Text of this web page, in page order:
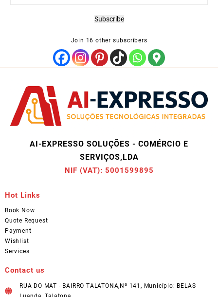
Subscribe
Join 16 other subscribers
AI-EXPRESSO SOLUÇÕES - COMÉRCIO E
SERVIÇOS,LDA
NIF (VAT): 5001599895
Hot Links
Book Now
Quote Request
Payment
Wishlist
Services
Contact us
RUA DO MAT - BAIRRO TALATONA,Nº 141, Município: BELAS